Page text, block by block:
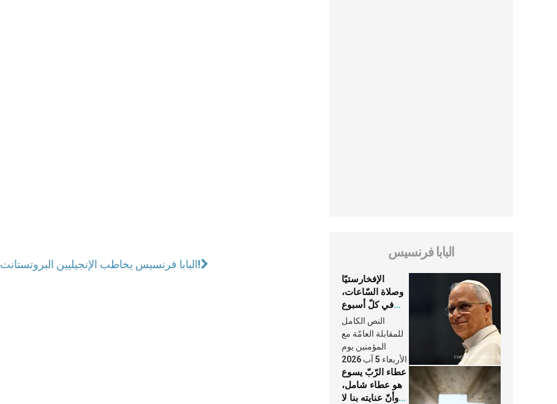
البابا فرنسيس يخاطب الإنجيليين البروتستانت!
البابا فرنسيس
الإفخارستيّا
وصلاة السّاعات،
في كلّ أسبوع
وكلّ يوم، هما
النَّفَس في حياة
الكنيسة
النص الكامل
للمقابلة العامّة مع
المؤمنين يوم
الأربعاء 5 آب 2026
عطاء الرّبّ يسوع
هو عطاء شامل،
وأنّ عنايته بنا لا